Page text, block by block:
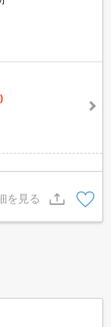
を見る